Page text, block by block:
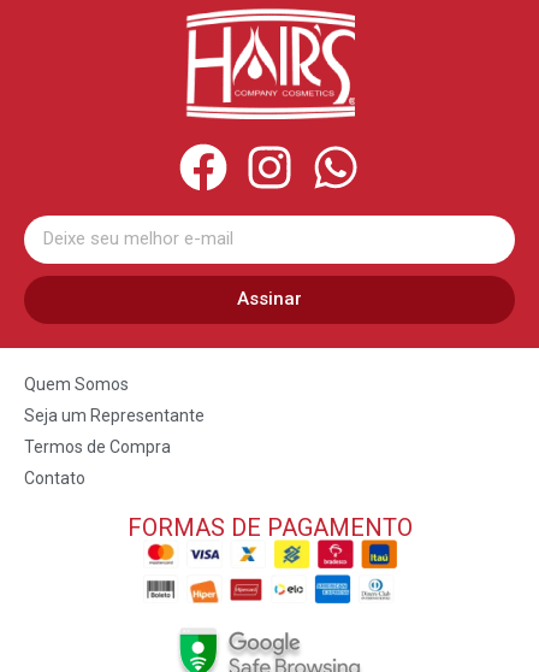
Assinar
Quem Somos
Seja um Representante
Termos de Compra
Contato
FORMAS DE PAGAMENTO